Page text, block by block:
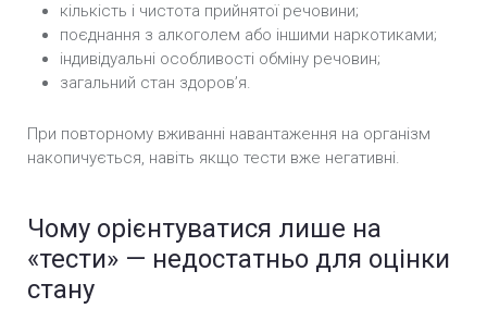
кількість і чистота прийнятої речовини;
поєднання з алкоголем або іншими наркотиками;
індивідуальні особливості обміну речовин;
загальний стан здоров’я.
При повторному вживанні навантаження на організм
накопичується, навіть якщо тести вже негативні.
Чому орієнтуватися лише на
«тести» — недостатньо для оцінки
стану